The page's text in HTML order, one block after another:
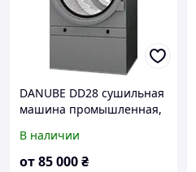
DANUBE DD28 сушильная
машина промышленная,
В наличии
от85 000₴